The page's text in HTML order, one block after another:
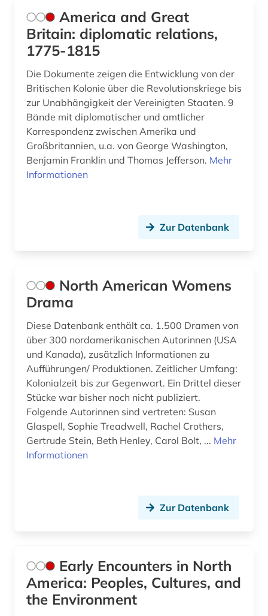
America and Great
Britain: diplomatic relations,
1775-1815
Die Dokumente zeigen die Entwicklung von der
Britischen Kolonie über die Revolutionskriege bis
zur Unabhängigkeit der Vereinigten Staaten. 9
Bände mit diplomatischer und amtlicher
Korrespondenz zwischen Amerika und
Großbritannien, u.a. von George Washington,
Benjamin Franklin und Thomas Jefferson. Mehr
Informationen
Zur Datenbank
North American Womens
Drama
Diese Datenbank enthält ca. 1.500 Dramen von
über 300 nordamerikanischen Autorinnen (USA
und Kanada), zusätzlich Informationen zu
Aufführungen/ Produktionen. Zeitlicher Umfang:
Kolonialzeit bis zur Gegenwart. Ein Drittel dieser
Stücke war bisher noch nicht publiziert.
Folgende Autorinnen sind vertreten: Susan
Glaspell, Sophie Treadwell, Rachel Crothers,
Gertrude Stein, Beth Henley, Carol Bolt, ... Mehr
Informationen
Zur Datenbank
Early Encounters in North
America: Peoples, Cultures, and
the Environment